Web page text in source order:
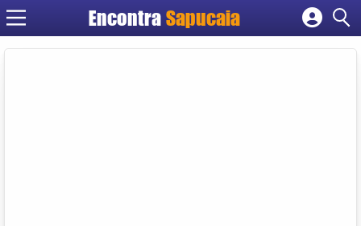
Encontra
Cadastrar empresa